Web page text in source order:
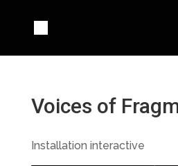
Voices of
Installation interactive